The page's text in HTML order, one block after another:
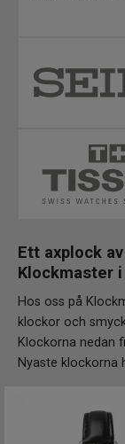
Ett axplock
Klockmaster i
Hos oss på
klockor och
Klockorna nedan
Nyaste klockorna